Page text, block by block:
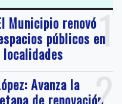
1
Municipio renovó
públicos en
2
Avanza la
de renovación